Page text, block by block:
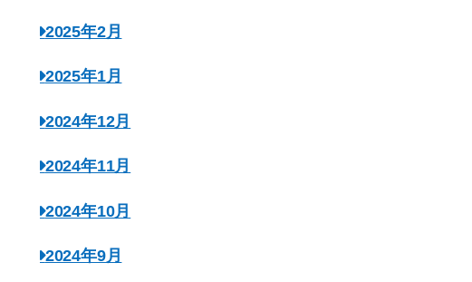
2025年2月
2025年1月
2024年12月
2024年11月
2024年10月
2024年9月